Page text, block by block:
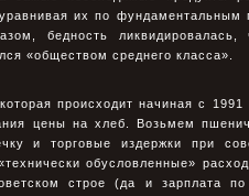
их по фундаментальным
бедность ликвидировалась,
«обществом среднего класса».
происходит начиная с
цены на хлеб. Возьмем
и торговые издержки при
обусловленные»
строе (да и зарплата